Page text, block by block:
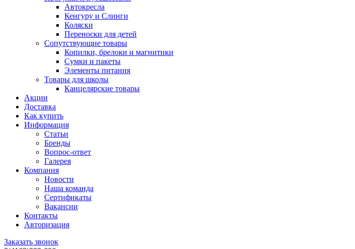
Автокресла
Кенгуру и Слинги
Коляски
Переноски для детей
Сопутствующие товары
Копилки, брелоки и магнитики
Сумки и пакеты
Элементы питания
Товары для школы
Канцелярские товары
Акции
Доставка
Как купить
Информация
Статьи
Бренды
Вопрос-ответ
Галерея
Компания
Новости
Наша команда
Сертификаты
Вакансии
Контакты
Авторизация
Заказать звонок